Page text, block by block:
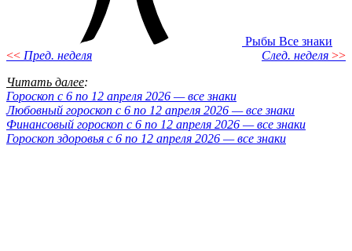
Рыбы Все знаки
<< Пред. неделя След. неделя >>
Читать далее:
Гороскоп с 6 по 12 апреля 2026 — все знаки
Любовный гороскоп с 6 по 12 апреля 2026 — все знаки
Финансовый гороскоп с 6 по 12 апреля 2026 — все знаки
Гороскоп здоровья с 6 по 12 апреля 2026 — все знаки